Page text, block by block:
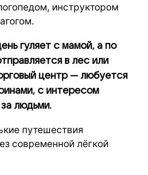
инструктором
гуляет с мамой, а по
в лес или
центр — любуется
с интересом
людьми.
путешествия
современной лёгкой